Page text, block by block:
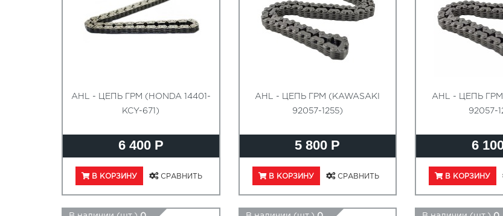
AHL - ЦЕПЬ ГРМ (HONDA 14401-
KCY-671)
6 400 Р
В КОРЗИНУ СРАВНИТЬ
AHL - ЦЕПЬ ГРМ (KAWASAKI
92057-1255)
5 800 Р
В КОРЗИНУ СРАВНИТЬ
AHL - ЦЕПЬ ГРМ
92057-
6
В КОРЗИНУ